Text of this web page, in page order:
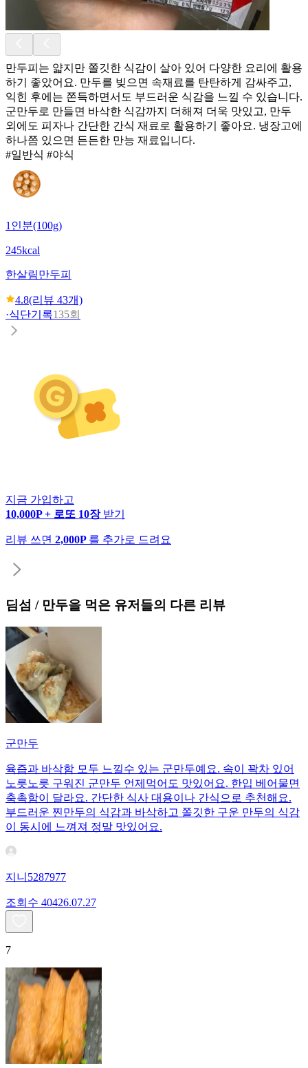
만두피는 얇지만 쫄깃한 식감이 살아 있어 다양한 요리에 활용
하기 좋았어요. 만두를 빚으면 속재료를 탄탄하게 감싸주고,
익힌 후에는 쫀득하면서도 부드러운 식감을 느낄 수 있습니다.
군만두로 만들면 바삭한 식감까지 더해져 더욱 맛있고, 만두
외에도 피자나 간단한 간식 재료로 활용하기 좋아요. 냉장고에
하나쯤 있으면 든든한 만능 재료입니다.
#일반식 #야식
1인분(100g)
245kcal
한살림만두피
4.8(리뷰 43개)
·식단기록135회
지금 가입하고
10,000P + 로또 10장 받기
리뷰 쓰면 2,000P 를 추가로 드려요
딤섬 / 만두을 먹은 유저들의 다른 리뷰
군만두
육즙과 바삭함 모두 느낄수 있는 군만두예요. 속이 꽉차 있어
노릇노릇 구워진 군만두 언제먹어도 맛있어요. 한입 베어물면
축촉함이 달라요. 간단한 식사 대용이나 간식으로 추천해요.
부드러운 찐만두의 식감과 바삭하고 쫄깃한 구운 만두의 식감
이 동시에 느껴져 정말 맛있어요.
지니5287977
조회수 40426.07.27
7